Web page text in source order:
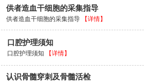
供者造血干细胞的采集指导
供者造血干细胞的采集指导 【详情】
口腔护理须知
口腔护理须知 【详情】
认识骨髓穿刺及骨髓活检